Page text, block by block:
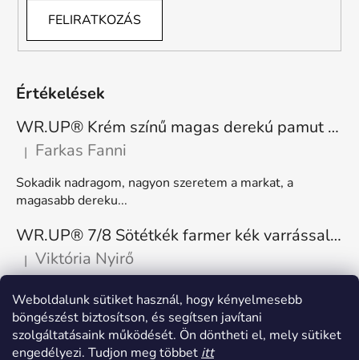
Weboldalunk sütiket használ, hogy kényelmesebb
böngészést biztosítson, és segítsen javítani
szolgáltatásaink működését. Ön döntheti el, mely sütiket
engedélyezi. Tudjon meg többet itt
FELIRATKOZÁS
Értékelések
WR.UP® Krém színű magas derekú pamut nadrág RE(MOVE) WRUP1HC001ORG, Z40
A termék értékelése 5-ből 5 csillag.
| Farkas Fanni
Sokadik nadragom, nagyon szeretem a markat, a
magasabb dereku...
WR.UP® 7/8 Sötétkék farmer kék varrással, superskinny RE(MOVE) WRUP4RC002ORG, J0B
A termék értékelése 5-ből 5 csillag.
| Viktória Nyirő
Nagyon kényelmes, rugalmas. Méretnek megfelelő.